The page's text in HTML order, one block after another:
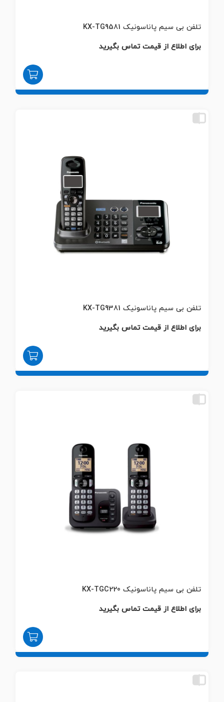
تلفن بی سیم پاناسونیک KX-TG9581
برای اطلاع از قیمت تماس بگیرید
تلفن بی سیم پاناسونیک KX-TG9381
برای اطلاع از قیمت تماس بگیرید
تلفن بی سیم پاناسونیک KX-TGC220
برای اطلاع از قیمت تماس بگیرید